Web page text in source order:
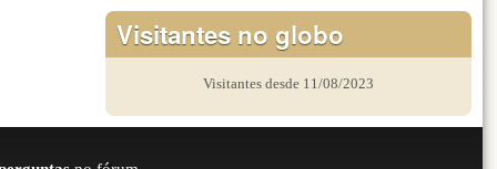
Visitantes no globo
Visitantes desde 11/08/2023